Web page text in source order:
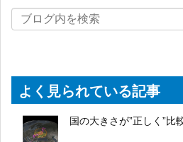
よく見られている記事
国の大きさが”正しく”比